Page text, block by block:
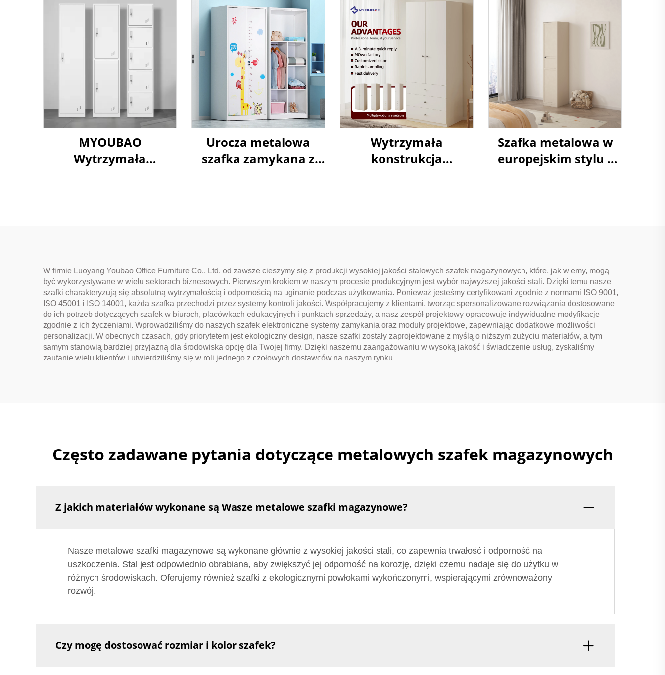
MYOUBAO
Wytrzymała
Urocza metalowa
szafka zamykana z
Wytrzymała
konstrukcja
Szafka metalowa w
europejskim stylu z
W firmie Luoyang Youbao Office Furniture Co., Ltd. od zawsze cieszymy się z produkcji wysokiej jakości stalowych szafek magazynowych, które, jak wiemy, mogą
być wykorzystywane w wielu sektorach biznesowych. Pierwszym krokiem w naszym procesie produkcyjnym jest wybór najwyższej jakości stali. Dzięki temu nasze
szafki charakteryzują się absolutną wytrzymałością i odpornością na uginanie podczas użytkowania. Ponieważ jesteśmy certyfikowani zgodnie z normami ISO 9001,
ISO 45001 i ISO 14001, każda szafka przechodzi przez systemy kontroli jakości. Współpracujemy z klientami, tworząc spersonalizowane rozwiązania dostosowane
do ich potrzeb dotyczących szafek w biurach, placówkach edukacyjnych i punktach sprzedaży, a nasz zespół projektowy opracowuje indywidualne modyfikacje
zgodnie z ich życzeniami. Wprowadziliśmy do naszych szafek elektroniczne systemy zamykania oraz moduły projektowe, zapewniając dodatkowe możliwości
personalizacji. W obecnych czasach, gdy priorytetem jest ekologiczny design, nasze szafki zostały zaprojektowane z myślą o niższym zużyciu materiałów, a tym
samym stanowią bardziej przyjazną dla środowiska opcję dla Twojej firmy. Dzięki naszemu zaangażowaniu w wysoką jakość i świadczenie usług, zyskaliśmy
zaufanie wielu klientów i utwierdziliśmy się w roli jednego z czołowych dostawców na naszym rynku.
Często zadawane pytania dotyczące metalowych szafek magazynowych
Z jakich materiałów wykonane są Wasze metalowe szafki magazynowe?
Nasze metalowe szafki magazynowe są wykonane głównie z wysokiej jakości stali, co zapewnia trwałość i odporność na
uszkodzenia. Stal jest odpowiednio obrabiana, aby zwiększyć jej odporność na korozję, dzięki czemu nadaje się do użytku w
różnych środowiskach. Oferujemy również szafki z ekologicznymi powłokami wykończonymi, wspierającymi zrównoważony
rozwój.
Czy mogę dostosować rozmiar i kolor szafek?